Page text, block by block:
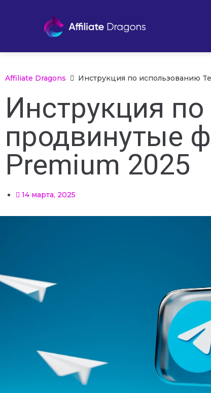
Affiliate Dragons Инструкция по использованию
Инструкция
продвинутые
Premium 2025
14 марта, 2025